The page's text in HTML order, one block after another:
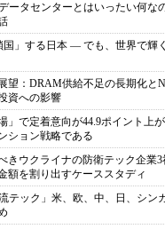
ータセンターとはいったい何
国」する日本 ― でも、世界で輝
望：DRAM供給不足の長期化と
資への影響
」で定着意向が44.9ポイント上
ション戦略である
きウクライナの防衛テック企業
額を割り出すケーススタディ
テック」米、欧、中、日、シン